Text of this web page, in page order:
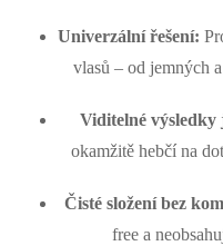
Univerzální řešení:
vlasů – od jemných
Viditelné
okamžitě hebčí na
Čisté složení bez
free a